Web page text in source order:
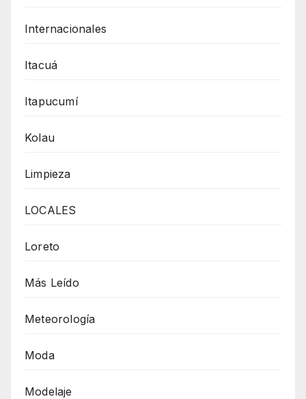
Internacionales
Itacuá
Itapucumí
Kolau
Limpieza
LOCALES
Loreto
Más Leído
Meteorología
Moda
Modelaje